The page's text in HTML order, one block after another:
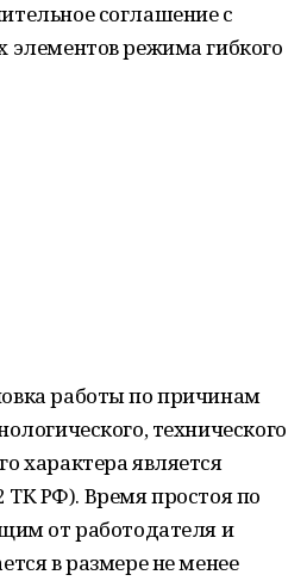
соглашение с
элементов режима гибкого
работы по причинам
технического
характера является
ТК РФ). Время простоя по
от работодателя и
в размере не менее